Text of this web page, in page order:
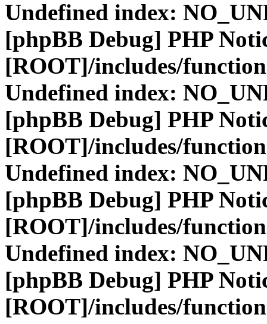
Undefined index:
[phpBB Debug] PHP
[ROOT]/includes/
Undefined index:
[phpBB Debug] PHP
[ROOT]/includes/
Undefined index:
[phpBB Debug] PHP
[ROOT]/includes/
Undefined index:
[phpBB Debug] PHP
[ROOT]/includes/